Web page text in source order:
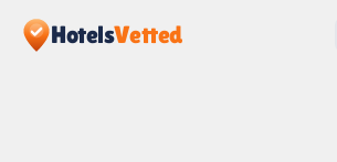
HotelsVetted